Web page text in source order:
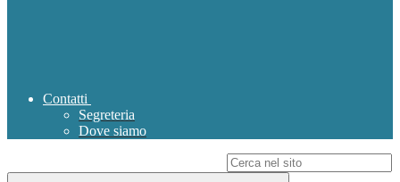
Contatti
Segreteria
Dove siamo